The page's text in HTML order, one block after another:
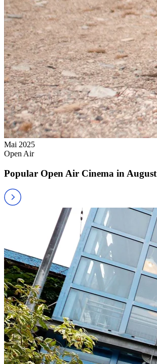
Mai 2025
Open Air
Popular Open Air Cinema in August